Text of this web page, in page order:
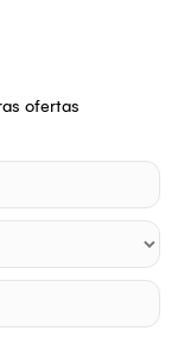
ofertas